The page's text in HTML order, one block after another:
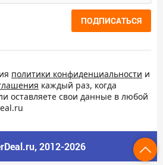
ПОДПИСАТЬСЯ
политики конфиденциальности и
каждый раз, когда
оставляете свои данные в любой
2012-2026